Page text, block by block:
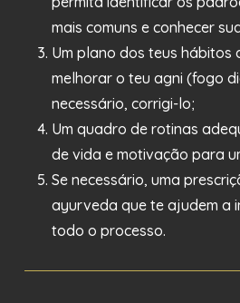
mais comuns e conhecer
Um plano dos teus hábitos
melhorar o teu agni (fogo
necessário, corrigi-lo;
Um quadro de rotinas
de vida e motivação para
Se necessário, uma
ayurveda que te ajudem a
todo o processo.